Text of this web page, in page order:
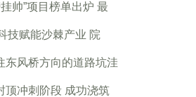
帅”项目榜单出炉 最
技赋能沙棘产业 院
东风桥方向的道路坑洼
顶冲刺阶段 成功浇筑